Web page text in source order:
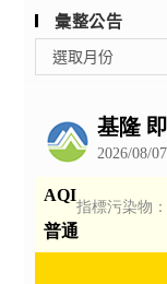
彙整公告
整
選取月份